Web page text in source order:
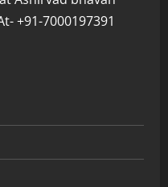
+91-7000197391